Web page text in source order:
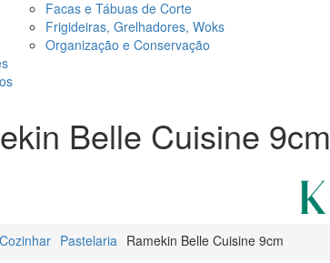
Facas e Tábuas de Corte
Frigideiras, Grelhadores, Woks
Organização e Conservação
Belle Cuisine 9cm
Cozinhar Pastelaria Ramekin Belle Cuisine 9cm